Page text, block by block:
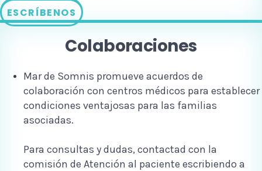
ESCRÍBENOS
Colaboraciones
Mar de Somnis promueve acuerdos de
colaboración con centros médicos para establecer
condiciones ventajosas para las familias
asociadas.
Para consultas y dudas, contactad con la
comisión de Atención al paciente escribiendo a